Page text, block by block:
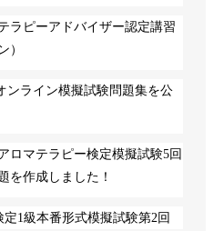
ラピーアドバイザー認定講習
）
ンライン模擬試験問題集を公
ロマテラピー検定模擬試験5回
を作成しました！
1級本番形式模擬試験第2回